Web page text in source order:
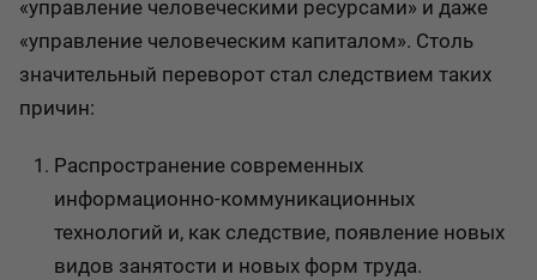
«управление человеческими ресурсами» и даже
«управление человеческим капиталом». Столь
значительный переворот стал следствием таких
причин:
Распространение современных
информационно-коммуникационных
технологий и, как следствие, появление новых
видов занятости и новых форм труда.